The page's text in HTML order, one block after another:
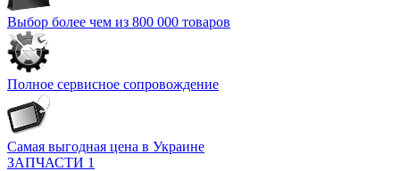
Выбор более чем из 800 000 товаров
Полное сервисное сопровождение
Самая выгодная цена в Украине
ЗАПЧАСТИ 1